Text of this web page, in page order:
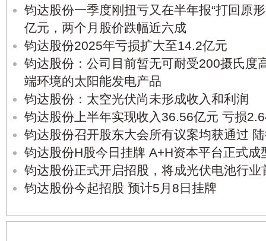
钧达股份一季度刚扭亏又在半年报“打回原
亿元，两个月股价跌幅近六成
钧达股份2025年亏损扩大至14.2亿元
钧达股份：公司目前暂无可耐受200摄氏度
端环境的太阳能发电产品
钧达股份：太空光伏尚未形成收入和利润
钧达股份上半年实现收入36.56亿元 亏损
钧达股份召开股东大会所有议案均获通过
钧达股份H股今日挂牌 A+H资本平台正式成
钧达股份正式开启招股，将成光伏电池行业
钧达股份今起招股 预计5月8日挂牌